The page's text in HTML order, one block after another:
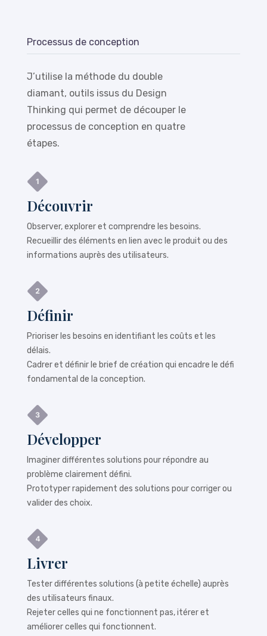
Processus de conception
J’utilise la méthode du double
diamant, outils issus du Design
Thinking qui permet de découper le
processus de conception en quatre
étapes.
Découvrir
Observer, explorer et comprendre les besoins.
Recueillir des éléments en lien avec le produit ou des
informations auprès des utilisateurs.
Définir
Prioriser les besoins en identifiant les coûts et les
délais.
Cadrer et définir le brief de création qui encadre le défi
fondamental de la conception.
Développer
Imaginer différentes solutions pour répondre au
problème clairement défini.
Prototyper rapidement des solutions pour corriger ou
valider des choix.
Livrer
Tester différentes solutions (à petite échelle) auprès
des utilisateurs finaux.
Rejeter celles qui ne fonctionnent pas, itérer et
améliorer celles qui fonctionnent.